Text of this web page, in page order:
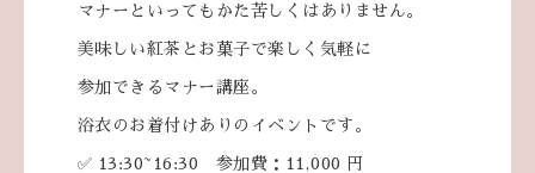
マナーといってもかた苦しくはありません。
美味しい紅茶とお菓子で楽しく気軽に
参加できるマナー講座。
浴衣のお着付けありのイベントです。
✅ 13:30~16:30 参加費：11,000 円